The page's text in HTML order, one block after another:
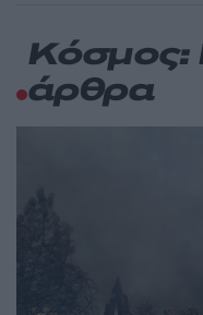
Κόσμος:
άρθρα